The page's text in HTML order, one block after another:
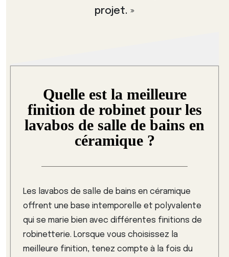
projet. »
Quelle est la meilleure
finition de robinet pour les
lavabos de salle de bains en
céramique ?
Les lavabos de salle de bains en céramique
offrent une base intemporelle et polyvalente
qui se marie bien avec différentes finitions de
robinetterie. Lorsque vous choisissez la
meilleure finition, tenez compte à la fois du